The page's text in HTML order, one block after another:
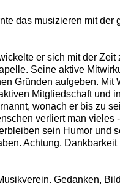
das musizieren mit der
er sich mit der Zeit
Seine aktive
Gründen aufgeben. Mit
Mitgliedschaft und
wonach er bis zu
verliert man vieles
sein Humor und
Achtung, Dankbarkeit
Gedanken,